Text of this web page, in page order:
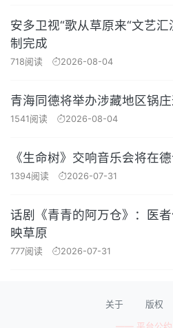
安多卫视“歌从草原来“文艺汇
制完成
718阅读 2026-08-04
青海同德将举办涉藏地区锅
1541阅读 2026-08-04
《生命树》交响音乐会将在
1394阅读 2026-07-31
话剧《青青的阿万仓》：医
映草原
777阅读 2026-07-31
关于 版权